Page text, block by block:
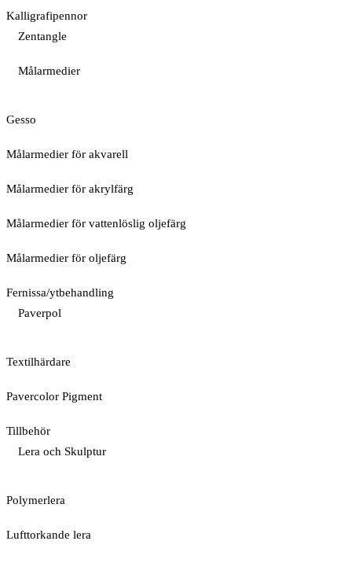
Kalligrafipennor
Zentangle
Målarmedier
Gesso
Målarmedier för akvarell
Målarmedier för akrylfärg
Målarmedier för vattenlöslig oljefärg
Målarmedier för oljefärg
Fernissa/ytbehandling
Paverpol
Textilhärdare
Pavercolor Pigment
Tillbehör
Lera och Skulptur
Polymerlera
Lufttorkande lera